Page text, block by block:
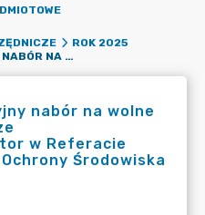
ROK 2025
OTWARTY I KONKURENCYJNY NABÓR NA WOLNE STANOWISKO URZĘDNICZE PODINSPEKTOR/INSPEKTOR W REFERACIE GOSPODARKI GMINNEJ I OCHRONY ŚRODOWISKA - OS.210.1.2025
nabór na wolne
w Referacie
Środowiska